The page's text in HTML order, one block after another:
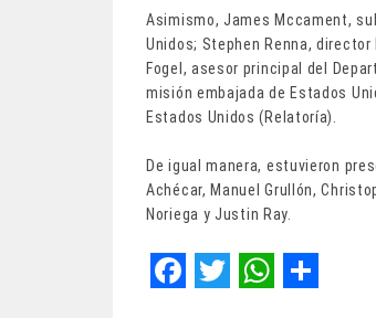
Asimismo, James Mccament,
Unidos; Stephen Renna,
Fogel, asesor principal del
misión embajada de Estados
Estados Unidos (Relatoría).
De igual manera, estuvieron
Achécar, Manuel Grullón,
Noriega y Justin Ray.